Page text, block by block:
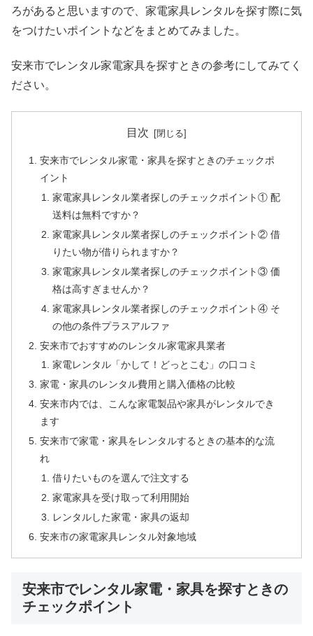
ろがあると思いますので、家電家具レンタルを探す際に気
をつけたいポイントなどをまとめてみました。
安来市でレンタル家電家具を探すときの参考にしてみてく
ださい。
目次
安来市でレンタル家電・家具を探すときのチェックポ
イント
家電家具レンタル業者探しのチェックポイント① 配
送料は無料ですか？
家電家具レンタル業者探しのチェックポイント② 借
りたい物が借りられますか？
家電家具レンタル業者探しのチェックポイント③ 価
格は高すぎませんか？
家電家具レンタル業者探しのチェックポイント④ そ
の他の条件プラスアルファ
安来市でおすすめのレンタル家電家具業者
家電レンタル「かして！どっとこむ」の口コミ
家電・家具のレンタル費用と購入価格の比較
安来市内では、こんな家電製品や家具がレンタルでき
ます
安来市で家電・家具をレンタルするときの基本的な流
れ
借りたいものを選んで注文する
家電家具を受け取って利用開始
レンタルした家電・家具の返却
安来市の家電家具レンタル対象地域
安来市でレンタル家電・家具を探すときの
チェックポイント